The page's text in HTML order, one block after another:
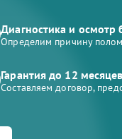
Диагностика и осмотр
Определим причину
Гарантия до 12 месяцев
Составляем договор,